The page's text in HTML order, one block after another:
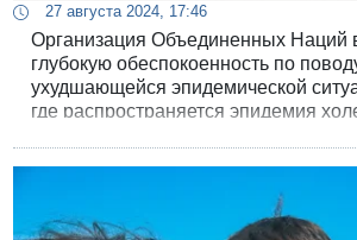
27 августа 2024, 17:46
Организация Объединенных Наций
глубокую обеспокоенность по
ухудшающейся эпидемической
где распространяется эпидемия